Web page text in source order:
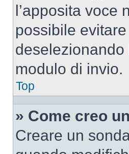
l’apposita voce
possibile
deselezionando
modulo di invio.
Top
» Come creo
Creare un